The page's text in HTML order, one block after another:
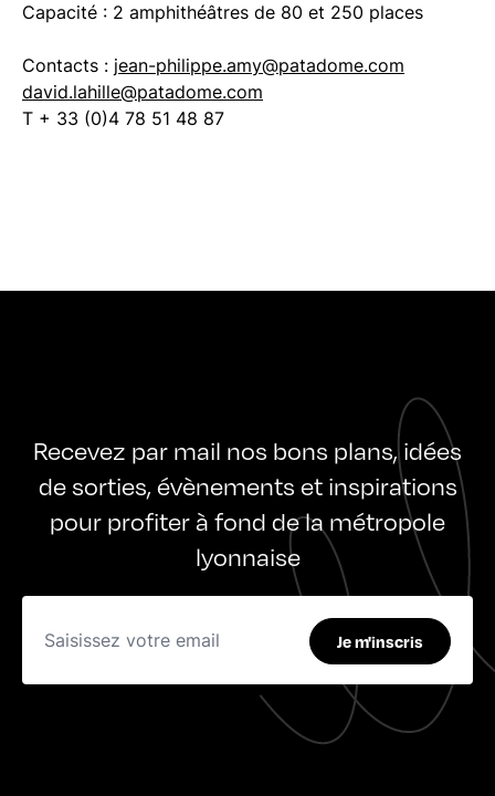
Capacité : 2 amphithéâtres de 80 et 250 places
Contacts : jean-philippe.amy@patadome.com
david.lahille@patadome.com
T + 33 (0)4 78 51 48 87
Recevez par mail nos bons plans, idées
de sorties, évènements et inspirations
pour profiter à fond de la métropole
lyonnaise
Je m'inscris